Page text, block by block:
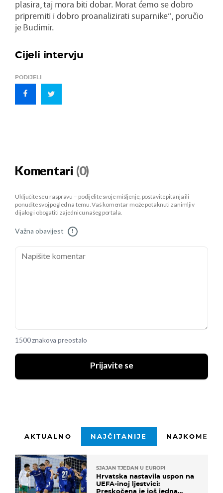
plasira, taj mora biti dobar. Morat ćemo se dobro
pripremiti i dobro proanalizirati suparnike“, poručio
je Budimir.
Cijeli intervju
PODIJELI
Komentari (0)
Uključite se u raspravu – podijelite svoje mišljenje, postavite pitanja ili
ponudite svoj pogled na temu. Vaš komentar može potaknuti zanimljiv
dijalog i obogatiti zajednicu našeg portala.
Važna obavijest !
1500 znakova preostalo
Prijavite se
AKTUALNO NAJČITANIJE
SJAJAN TJEDAN U EUROPI
Hrvatska nastavila uspon na
UEFA-inoj ljestvici:
Preskočena je još jedna